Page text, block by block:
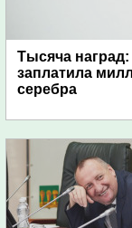
Тысяча
заплатила
серебра